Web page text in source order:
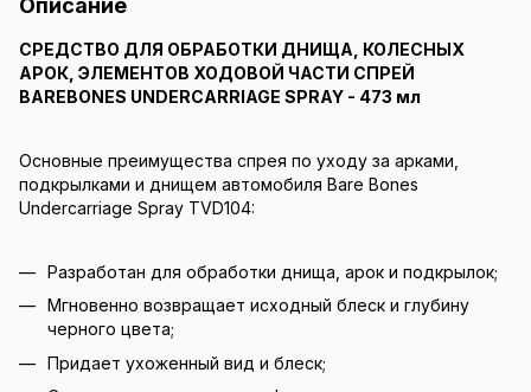
Описание
СРЕДСТВО ДЛЯ ОБРАБОТКИ ДНИЩА, КОЛЕСНЫХ
АРОК, ЭЛЕМЕНТОВ ХОДОВОЙ ЧАСТИ СПРЕЙ
BAREBONES UNDERCARRIAGE SPRAY - 473 мл
Основные преимущества спрея по уходу за арками,
подкрылками и днищем автомобиля Bare Bones
Undercarriage Spray TVD104:
Разработан для обработки днища, арок и подкрылок;
Мгновенно возвращает исходный блеск и глубину
черного цвета;
Придает ухоженный вид и блеск;